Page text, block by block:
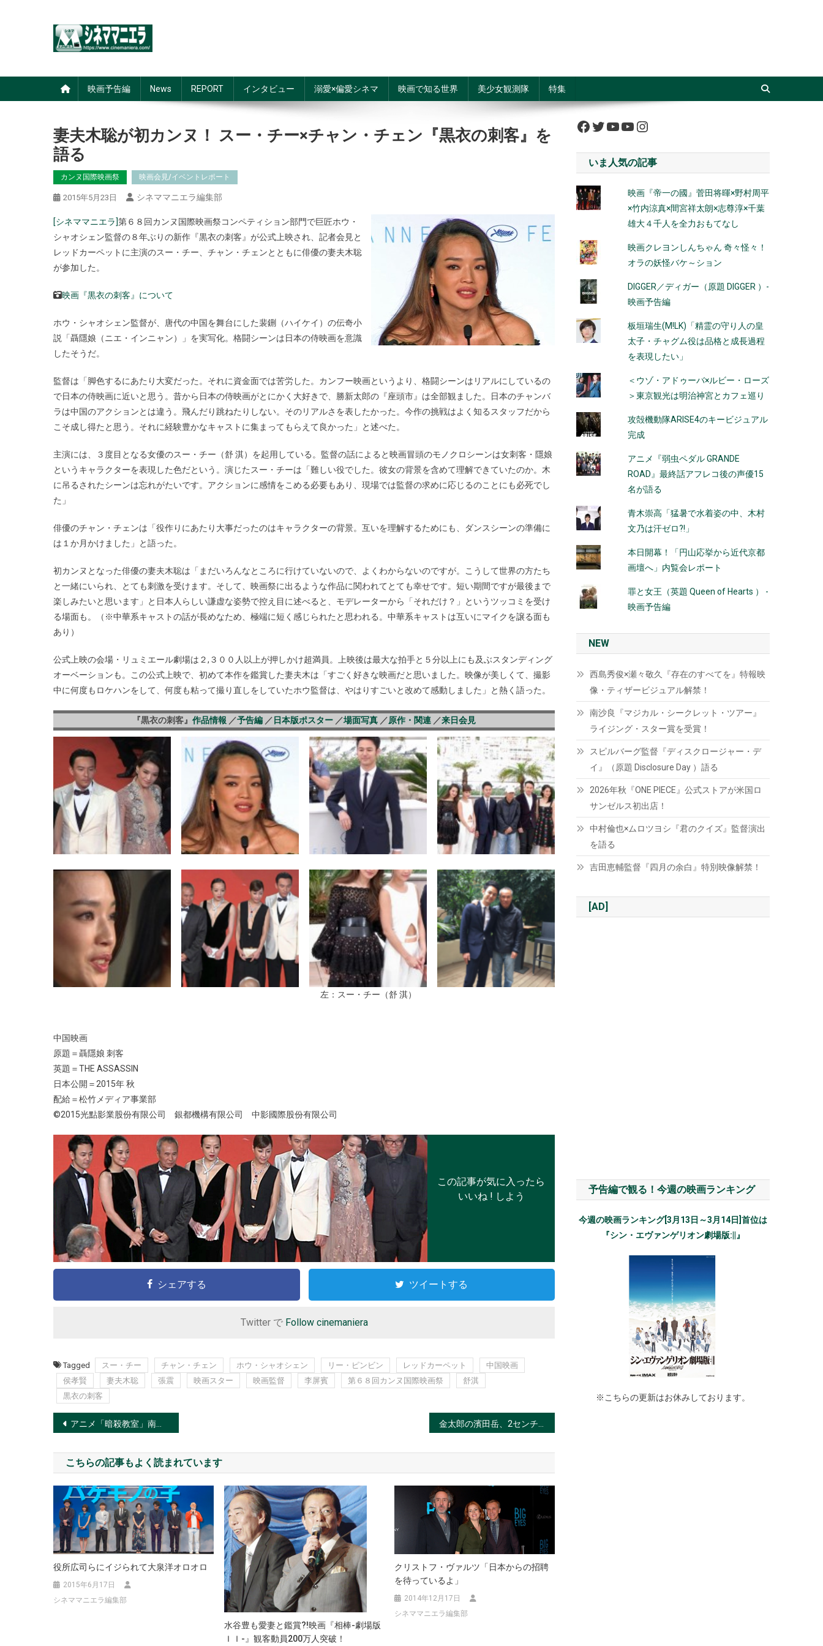
映画予告編 News REPORT インタビュー 溺愛×偏愛シネマ 映画で知る世界 美少女観測隊 特集
妻夫木聡が初カンヌ！ スー・チー×チャン・チェン『黒衣の刺客』を
語る
カンヌ国際映画祭 映画会見/イベントレポート
2015年5月23日 シネママニエラ編集部
[シネママニエラ]第６８回カンヌ国際映画祭コンペティション部門で巨匠ホウ・
シャオシェン監督の８年ぶりの新作『黒衣の刺客』が公式上映され、記者会見と
レッドカーペットに主演のスー・チー、チャン・チェンとともに俳優の妻夫木聡
が参加した。
映画『黒衣の刺客』について
ホウ・シャオシェン監督が、唐代の中国を舞台にした裴鉶（ハイケイ）の伝奇小
説「聶隱娘（ニエ・インニャン）」を実写化。格闘シーンは日本の侍映画を意識
したそうだ。
監督は「脚色するにあたり大変だった。それに資金面では苦労した。カンフー映画というより、格闘シーンはリアルにしているの
で日本の侍映画に近いと思う。昔から日本の侍映画がとにかく大好きで、勝新太郎の『座頭市』は全部観ました。日本のチャンバ
ラは中国のアクションとは違う。飛んだり跳ねたりしない。そのリアルさを表したかった。今作の挑戦はよく知るスタッフだから
こそ成し得たと思う。それに経験豊かなキャストに集まってもらえて良かった」と述べた。
主演には、３度目となる女優のスー・チー（舒 淇）を起用している。監督の話によると映画冒頭のモノクロシーンは女刺客・隱娘
というキャラクターを表現した色だという。演じたスー・チーは「難しい役でした。彼女の背景を含めて理解できていたのか。木
に吊るされたシーンは忘れがたいです。アクションに感情をこめる必要もあり、現場では監督の求めに応じるのことにも必死でし
た」
俳優のチャン・チェンは「役作りにあたり大事だったのはキャラクターの背景。互いを理解するためにも、ダンスシーンの準備に
は１か月かけました」と語った。
初カンヌとなった俳優の妻夫木聡は「まだいろんなところに行けていないので、よくわからないのですが。こうして世界の方たち
と一緒にいられ、とても刺激を受けます。そして、映画祭に出るような作品に関われてとても幸せです。短い期間ですが最後まで
楽しみたいと思います」と日本人らしい謙虚な姿勢で控え目に述べると、モデレーターから「それだけ？」というツッコミを受け
る場面も。（※中華系キャストの話が長めなため、極端に短く感じられたと思われる。中華系キャストは互いにマイクを譲る面も
あり）
公式上映の会場・リュミエール劇場は２,３００人以上が押しかけ超満員。上映後は最大な拍手と５分以上にも及ぶスタンディング
オーベーションも。この公式上映で、初めて本作を鑑賞した妻夫木は「すごく好きな映画だと思いました。映像が美しくて、撮影
中に何度もロケハンをして、何度も粘って撮り直しをしていたホウ監督は、やはりすごいと改めて感動しました」と熱く語った。
『黒衣の刺客』 作品情報 ／予告編 ／ 日本版ポスター ／場面写真 ／原作・関連 ／来日会見
左：スー・チー（舒 淇）
中国映画
原題＝聶隱娘 刺客
英題＝THE ASSASSIN
日本公開＝2015年 秋
配給＝松竹メディア事業部
©2015光點影業股份有限公司 銀都機構有限公司 中影國際股份有限公司
この記事が気に入ったら
いいね ! しよう
シェアする ツイートする
Twitter で Follow cinemaniera
Tagged スー・チー チャン・チェン ホウ・シャオシェン リー・ピンビン レッドカーペット
中国映画
侯孝賢
妻夫木聡 張震 映画スター 映画監督 李屏賓 第６８回カンヌ国際映画祭
舒淇
黒衣の刺客
投
稿
ナ
ビ
ゲ
ー
シ
ョ
アニメ「暗殺教室」南の島でのクライマックスに突入！ 金太郎の濱田岳、2センチのアマガエルにビビる?!
こちらの記事もよく読まれています
役所広司らにイジられて大泉洋オロオロ
2015年6月17日
シネママニエラ編集部
水谷豊も愛妻と鑑賞?!映画『相棒-劇場版
ＩＩ-』観客動員200万人突破！
クリストフ・ヴァルツ「日本からの招聘
を待っているよ」
2014年12月17日
シネママニエラ編集部
Facebook
Twitter
YouTube
YouTube
Instagram
いま人気の記事
映画『帝一の國』菅田将暉×野村周平
×竹内涼真×間宮祥太朗×志尊淳×千葉
雄大４千人を全力おもてなし
映画クレヨンしんちゃん 奇々怪々！
オラの妖怪バケ～ション
DIGGER／ディガー（原題 DIGGER ）-
映画予告編
板垣瑞生(M!LK)「精霊の守り人の皇
太子・チャグム役は品格と成長過程
を表現したい」
＜ウゾ・アドゥーバ×ルビー・ローズ
＞東京観光は明治神宮とカフェ巡り
攻殻機動隊ARISE4のキービジュアル
完成
アニメ『弱虫ペダル GRANDE
ROAD』最終話アフレコ後の声優15
名が語る
青木崇高「猛暑で水着姿の中、木村
文乃は汗ゼロ?!」
本日開幕！「円山応挙から近代京都
画壇へ」内覧会レポート
罪と女王（英題 Queen of Hearts ） -
映画予告編
NEW
西島秀俊×瀬々敬久『存在のすべてを』特報映
像・ティザービジュアル解禁！
南沙良『マジカル・シークレット・ツアー』
ライジング・スター賞を受賞！
スピルバーグ監督『ディスクロージャー・デ
イ』（原題 Disclosure Day ）語る
2026年秋『ONE PIECE』公式ストアが米国ロ
サンゼルス初出店！
中村倫也×ムロツヨシ『君のクイズ』監督演出
を語る
吉田恵輔監督『四月の余白』特別映像解禁！
[AD]
予告編で観る！今週の映画ランキング
今週の映画ランキング[3月13日～3月14日]首位は
『シン・エヴァンゲリオン劇場版:||』
※こちらの更新はお休みしております。